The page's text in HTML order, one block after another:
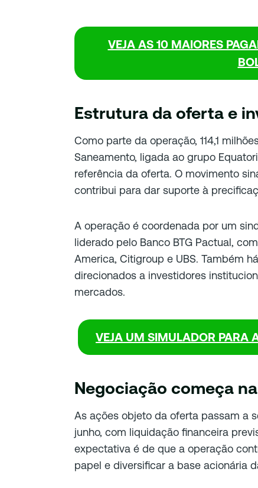
VEJA AS 10 MAIORES
Estrutura da oferta e
Como parte da operação, 114,1
Saneamento, ligada ao grupo
referência da oferta. O movimento
contribui para dar suporte à
A operação é coordenada por um
liderado pelo Banco BTG Pactual,
America, Citigroup e UBS. Também
direcionados a investidores
mercados.
VEJA UM SIMULADOR PARA
Negociação começa
As ações objeto da oferta passam a
junho, com liquidação financeira
expectativa é de que a operação
papel e diversificar a base acionária